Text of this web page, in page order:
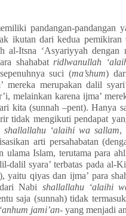
pandangan-pandangan
ikutan dari kedua
al-Itsna ‘Asyariyyah
shahabat ridlwanullah
suci (ma’shum)
merupakan dalil
melainkan karena ijma’
kita (sunnah –pent). Hanya
tidak mengikuti pendapat
shallallahu ‘alaihi wa sallam,
arti persahabatan
ulama Islam, terutama para
dalil syara’ terbatas pada al-
yaitu qiyas dan ijma’ para
Nabi shallallahu ‘alaihi
saja (sunnah) tidak
jami’an- yang menjadi